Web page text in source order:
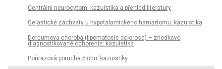
Centrální neurocytom: kazuistika a přehled literatury
Gelastické záchvaty u hypotalamického hamartomu: kazuistika
Dercumova choroba (lipomatosis dolorosa) – zriedkavo
diagnostikované ochorenie: kazuistika
Poúrazová porucha čichu: kazuistiky